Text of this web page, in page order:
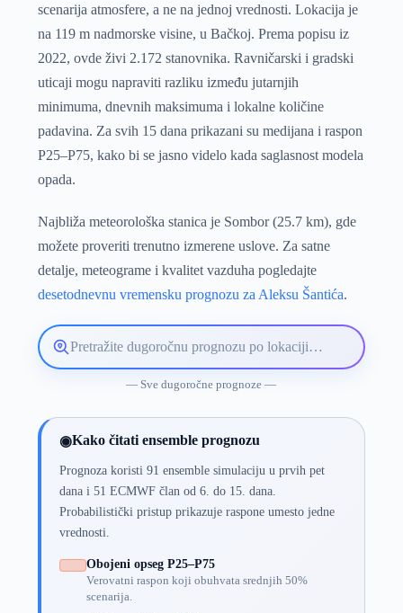
scenarija atmosfere, a ne na jednoj vrednosti. Lokacija je
na 119 m nadmorske visine, u Bačkoj. Prema popisu iz
2022, ovde živi 2.172 stanovnika. Ravničarski i gradski
uticaji mogu napraviti razliku između jutarnjih
minimuma, dnevnih maksimuma i lokalne količine
padavina. Za svih 15 dana prikazani su medijana i raspon
P25–P75, kako bi se jasno videlo kada saglasnost modela
opada.
Najbliža meteorološka stanica je Sombor (25.7 km), gde
možete proveriti trenutno izmerene uslove. Za satne
detalje, meteograme i kvalitet vazduha pogledajte
desetodnevnu vremensku prognozu za Aleksu Šantića.
Pretražite
lokaciju
— Sve dugoročne prognoze —
◉Kako čitati ensemble prognozu
Prognoza koristi 91 ensemble simulaciju u prvih pet
dana i 51 ECMWF član od 6. do 15. dana.
Probabilistički pristup prikazuje raspone umesto jedne
vrednosti.
Obojeni opseg P25–P75
Verovatni raspon koji obuhvata srednjih 50%
scenarija.